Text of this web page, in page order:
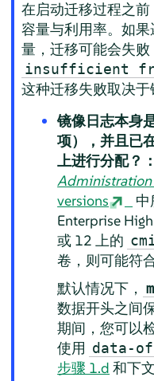
在启动迁移过程之
容量与利用率。如
量，迁移可能会失
insufficient
这种迁移失败取决于
镜像日志本身
项），并且已
上进行分配？：
Administration
versions
中
Enterprise
或 12 上的
卷，则可能符
默认情况下，
数据开头之间
期间，您可以
使用 data-
步骤 1.d 和下